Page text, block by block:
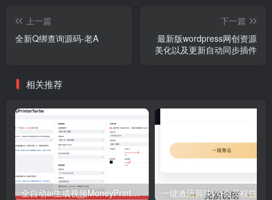
上一篇
全新Q绑查询源码-老A
下一篇
最新版wordpress网创资源
美化以及更新自动同步插件
相关推荐
全自动ai生成视频MoneyPrinterTurbo源码 一键激活剪映vip会员权益-老